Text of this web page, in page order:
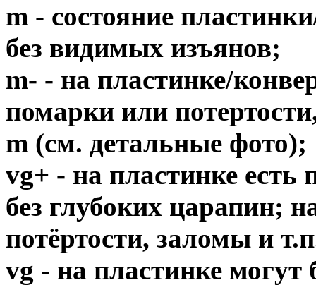
m - состояние
без видимых изъянов;
m- - на пластинке/
помарки или
m (см. детальные фото);
vg+ - на пластинке есть
без глубоких царапин;
потёртости, заломы и
vg - на пластинке